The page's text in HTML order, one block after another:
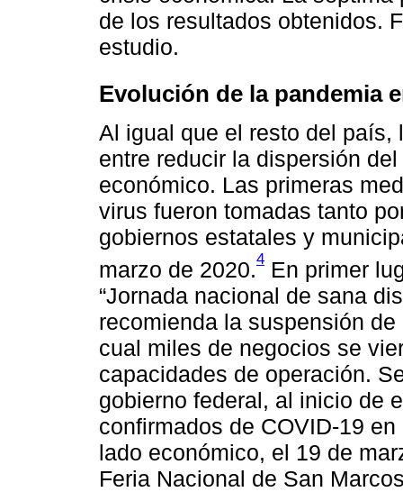
de los resultados obtenidos.
estudio.
Evolución de la pandemia
Al igual que el resto del país,
entre reducir la dispersión
económico. Las primeras
virus fueron tomadas tanto
gobiernos estatales y
marzo de 2020.4 En primer
“Jornada nacional de sana
recomienda la suspensión
cual miles de negocios se
capacidades de operación.
gobierno federal, al inicio de
confirmados de COVID-19
lado económico, el 19 de
Feria Nacional de San